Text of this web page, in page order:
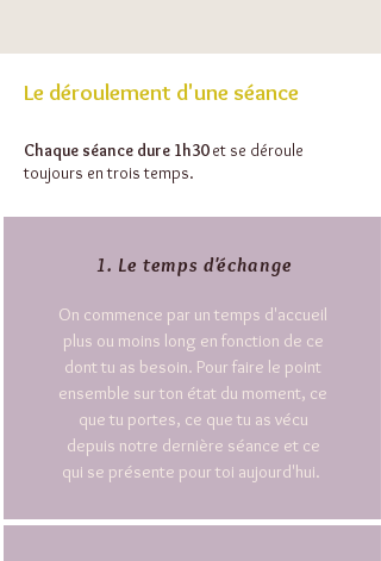
Le déroulement d'une séance
Chaque séance dure 1h30et se déroule
toujours en trois temps.
1. Le temps d'échange
On commence par un temps d'accueil
plus ou moins long en fonction de ce
dont tu as besoin. Pour faire le point
ensemble sur ton état du moment, ce
que tu portes, ce que tu as vécu
depuis notre dernière séance et ce
qui se présente pour toi aujourd'hui.